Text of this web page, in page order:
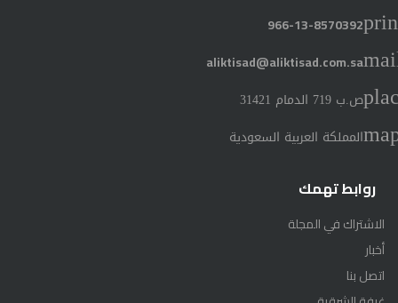
966-13-8570392
aliktisad@aliktisad.com.sa
ص.ب 719 الدمام 31421
المملكة العربية السعودية
روابط تهمك
الاشتراك في المجلة
أخبار
اتصل بنا